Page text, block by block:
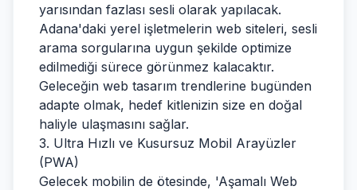
yarısından fazlası sesli olarak yapılacak.
Adana'daki yerel işletmelerin web siteleri, sesli
arama sorgularına uygun şekilde optimize
edilmediği sürece görünmez kalacaktır.
Geleceğin web tasarım trendlerine bugünden
adapte olmak, hedef kitlenizin size en doğal
haliyle ulaşmasını sağlar.
3. Ultra Hızlı ve Kusursuz Mobil Arayüzler
(PWA)
Gelecek mobilin de ötesinde, 'Aşamalı Web